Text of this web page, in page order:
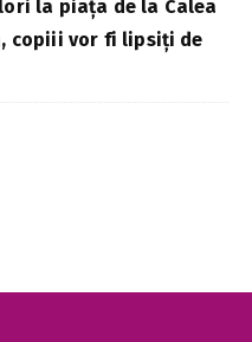
la piața de la Calea
copiii vor fi lipsiți de